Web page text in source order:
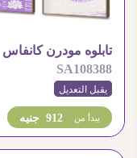
تابلوه مودرن كانفاس
للتأمل والهدوء النفسي
SA108388
يقبل التعديل
912 جنيه يبدأ من